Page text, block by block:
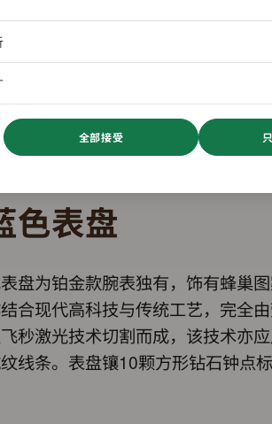
色表盘
盘为铂金款腕表独有，饰有蜂巢
合现代高科技与传统工艺，完全
秒激光技术切割而成，该技术亦
线条。表盘镶10颗方形钻石钟点标
全部接受